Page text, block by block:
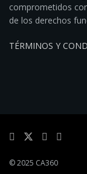
comprometidos
de los derechos
TÉRMINOS Y
© 2025 CA360